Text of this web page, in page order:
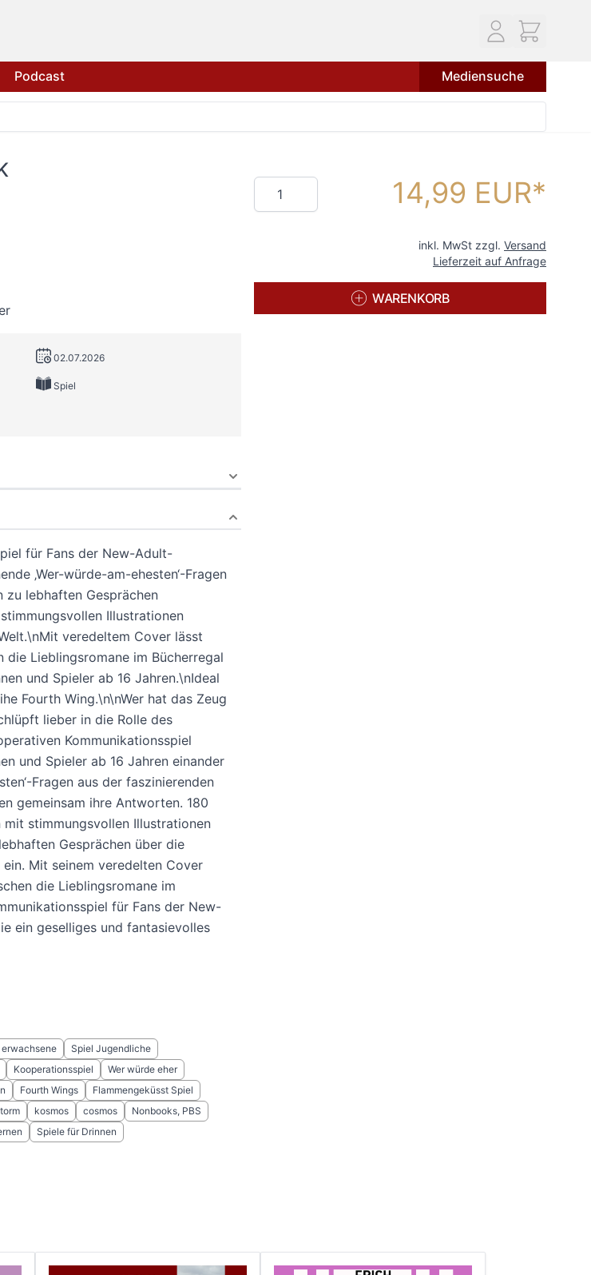
Podcast Mediensuche
02.07.2026
Spiel
für Fans der New-Adult-
‚Wer-würde-am-ehesten‘-Fragen
zu lebhaften Gesprächen
Illustrationen
veredeltem Cover lässt
Lieblingsromane im Bücherregal
und Spieler ab 16 Jahren.\nIdeal
Fourth Wing.\n\nWer hat das Zeug
lieber in die Rolle des
Kommunikationsspiel
und Spieler ab 16 Jahren einander
Fragen aus der faszinierenden
gemeinsam ihre Antworten. 180
stimmungsvollen Illustrationen
Gesprächen über die
Mit seinem veredelten Cover
die Lieblingsromane im
für Fans der New-
ein geselliges und fantasievolles
Spiel Jugendliche
Kooperationsspiel
Wer würde eher
Fourth Wings
Flammengeküsst Spiel
kosmos cosmos
Nonbooks, PBS
Spiele für Drinnen
Menge 14,99 EUR
inkl. MwSt zzgl. Versand
Lieferzeit auf Anfrage
WARENKORB